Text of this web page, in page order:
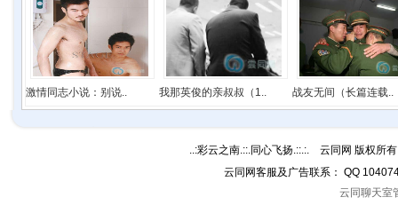
激情同志小说：别说.. 我那英俊的亲叔叔（1.. 战友无间（长篇连载..
..:彩云之南.::.同心飞扬.::.:. 云同网 版权所
云同网客服及广告联系： QQ
云同聊天室